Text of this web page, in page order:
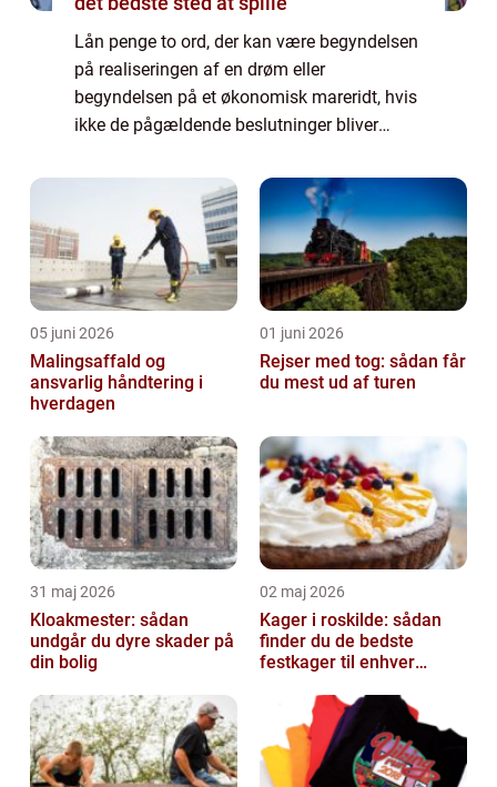
Lån penge to ord, der kan være begyndelsen
på realiseringen af en drøm eller
begyndelsen på et økonomisk mareridt, hvis
ikke de pågældende beslutninger bliver
05 juni 2026
Malingsaffald og
ansvarlig håndtering i
hverdagen
01 juni 2026
Rejser med tog: sådan får
du mest ud af turen
31 maj 2026
Kloakmester: sådan
undgår du dyre skader på
din bolig
02 maj 2026
Kager i roskilde: sådan
finder du de bedste
festkager til enhver